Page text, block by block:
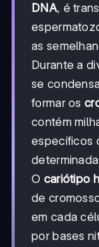
DNA, é
as
Durante a
se
formar os
contém
específicos
O cariótipo
de
em cada
por bases